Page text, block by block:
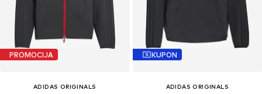
PROMOCIJA
ADIDAS ORIGINALS
KUPON
ADIDAS ORIGINALS